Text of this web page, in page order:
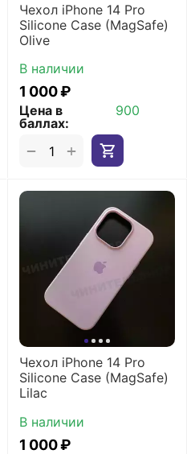
Чехол iPhone 14 Pro
Silicone Case (MagSafe)
Olive
В наличии
1 000₽
Цена в
баллах:
900
+
−
Чехол iPhone 14 Pro
Silicone Case (MagSafe)
Lilac
В наличии
1 000₽